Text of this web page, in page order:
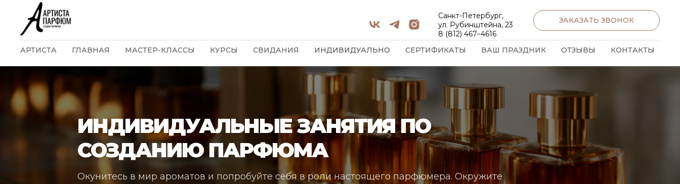
Санкт-Петербург,
ул. Рубинштейна, 23
8 (812) 467−4616
ЗАКАЗАТЬ ЗВОНОК
АРТИСТА ГЛАВНАЯ МАСТЕР-КЛАССЫ КУРСЫ СВИДАНИЯ ИНДИВИДУАЛЬНО СЕРТИФИКАТЫ ВАШ ПРАЗДНИК ОТЗЫВЫ КОНТАКТЫ
Окунитесь в мир ароматов и попробуйте себя в роли настоящего парфюмера. Окружите
ИНДИВИДУАЛЬНЫЕ ЗАНЯТИЯ ПО
СОЗДАНИЮ ПАРФЮМА